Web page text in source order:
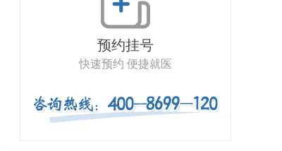
预约挂号
快速预约 便捷就医